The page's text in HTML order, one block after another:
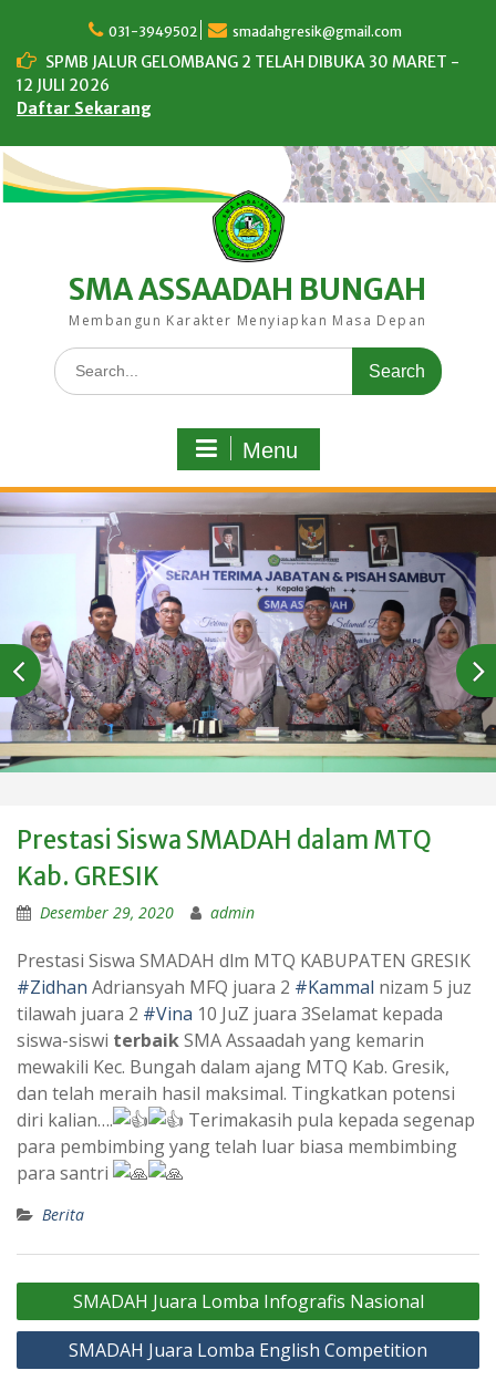
content
031-3949502 smadahgresik@gmail.com
SPMB JALUR GELOMBANG 2 TELAH DIBUKA 30 MARET -
12 JULI 2026
Daftar Sekarang
SMA ASSAADAH BUNGAH
Membangun Karakter Menyiapkan Masa Depan
Search
for:
Menu
Prestasi Siswa SMADAH dalam MTQ
Kab. GRESIK
Desember 29, 2020 admin
Prestasi Siswa SMADAH dlm MTQ KABUPATEN GRESIK
#Zidhan Adriansyah MFQ juara 2 #Kammal nizam 5 juz
tilawah juara 2 #Vina 10 JuZ juara 3Selamat kepada
siswa-siswi terbaikSMA Assaadah yang kemarin
mewakili Kec. Bungah dalam ajang MTQ Kab. Gresik,
dan telah meraih hasil maksimal. Tingkatkan potensi
diri kalian….
Terimakasih pula kepada segenap
para pembimbing yang telah luar biasa membimbing
para santri
Berita
Navigasi
pos
SMADAH Juara Lomba Infografis Nasional
SMADAH Juara Lomba English Competition